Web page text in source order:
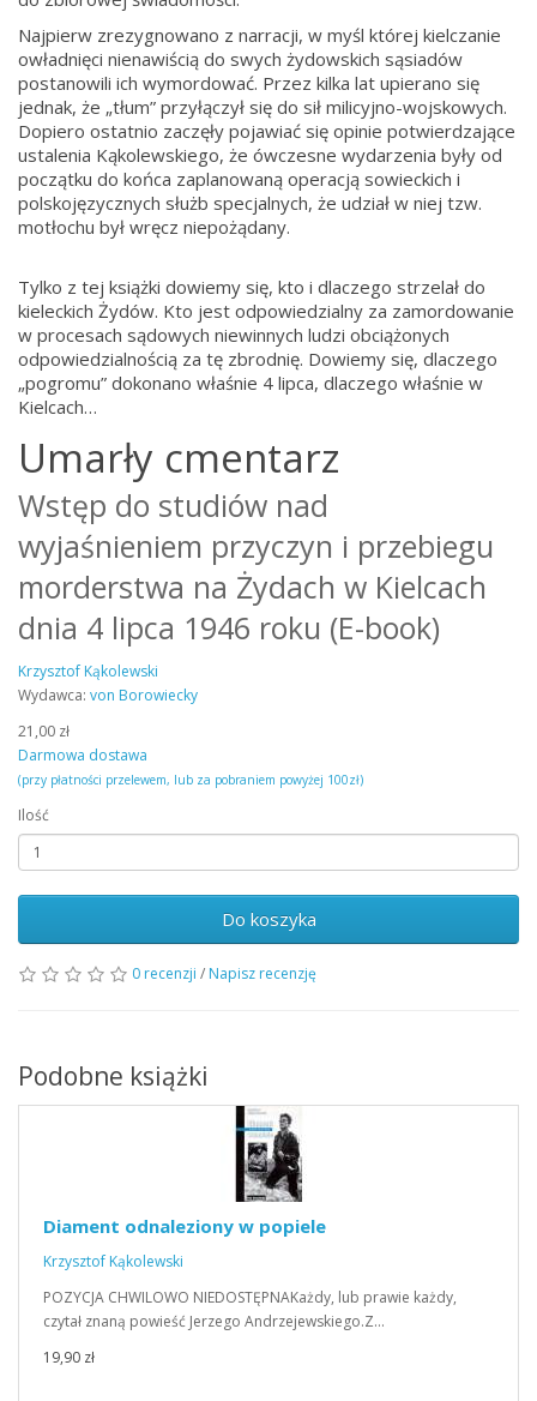
Najpierw zrezygnowano z narracji, w myśl której kielczanie
owładnięci nienawiścią do swych żydowskich sąsiadów
postanowili ich wymordować. Przez kilka lat upierano się
jednak, że „tłum” przyłączył się do sił milicyjno-wojskowych.
Dopiero ostatnio zaczęły pojawiać się opinie potwierdzające
ustalenia Kąkolewskiego, że ówczesne wydarzenia były od
początku do końca zaplanowaną operacją sowieckich i
polskojęzycznych służb specjalnych, że udział w niej tzw.
motłochu był wręcz niepożądany.
Tylko z tej książki dowiemy się, kto i dlaczego strzelał do
kieleckich Żydów. Kto jest odpowiedzialny za zamordowanie
w procesach sądowych niewinnych ludzi obciążonych
odpowiedzialnością za tę zbrodnię. Dowiemy się, dlaczego
„pogromu” dokonano właśnie 4 lipca, dlaczego właśnie w
Kielcach…
Umarły cmentarz
Wstęp do studiów nad
wyjaśnieniem przyczyn i przebiegu
morderstwa na Żydach w Kielcach
dnia 4 lipca 1946 roku (E-book)
Krzysztof Kąkolewski
Wydawca: von Borowiecky
21,00 zł
Darmowa dostawa
(przy płatności przelewem, lub za pobraniem powyżej 100zł)
Ilość
Do koszyka
0 recenzji / Napisz recenzję
Podobne książki
Diament odnaleziony w popiele
Krzysztof Kąkolewski
POZYCJA CHWILOWO NIEDOSTĘPNAKażdy, lub prawie każdy,
czytał znaną powieść Jerzego Andrzejewskiego.Z…
19,90 zł